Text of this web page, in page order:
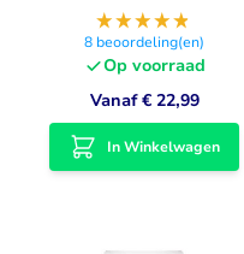
8 beoordeling(en)
Op voorraad
Vanaf€ 22,99
In Winkelwagen